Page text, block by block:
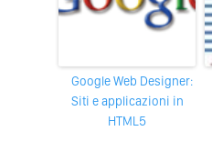
Google Web Designer:
Siti e applicazioni in
HTML5